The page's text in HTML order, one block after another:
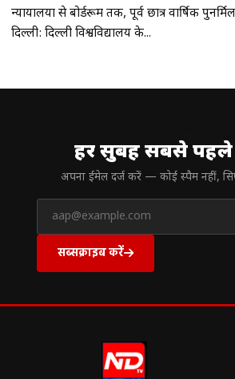
न्यायालयों से बोर्डरूम तक, पूर्व छात्र वार्षिक
दिल्ली: दिल्ली विश्वविद्यालय के...
हर सुबह सबसे पहले
अपना ईमेल दर्ज करें — कोई स्पैम नहीं,
सब्सक्राइब करें